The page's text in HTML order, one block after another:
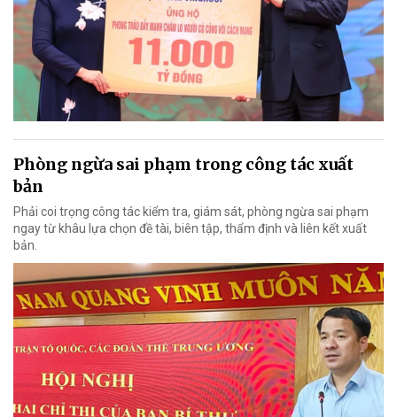
Phòng ngừa sai phạm trong công tác xuất
bản
Phải coi trọng công tác kiểm tra, giám sát, phòng ngừa sai phạm
ngay từ khâu lựa chọn đề tài, biên tập, thẩm định và liên kết xuất
bản.